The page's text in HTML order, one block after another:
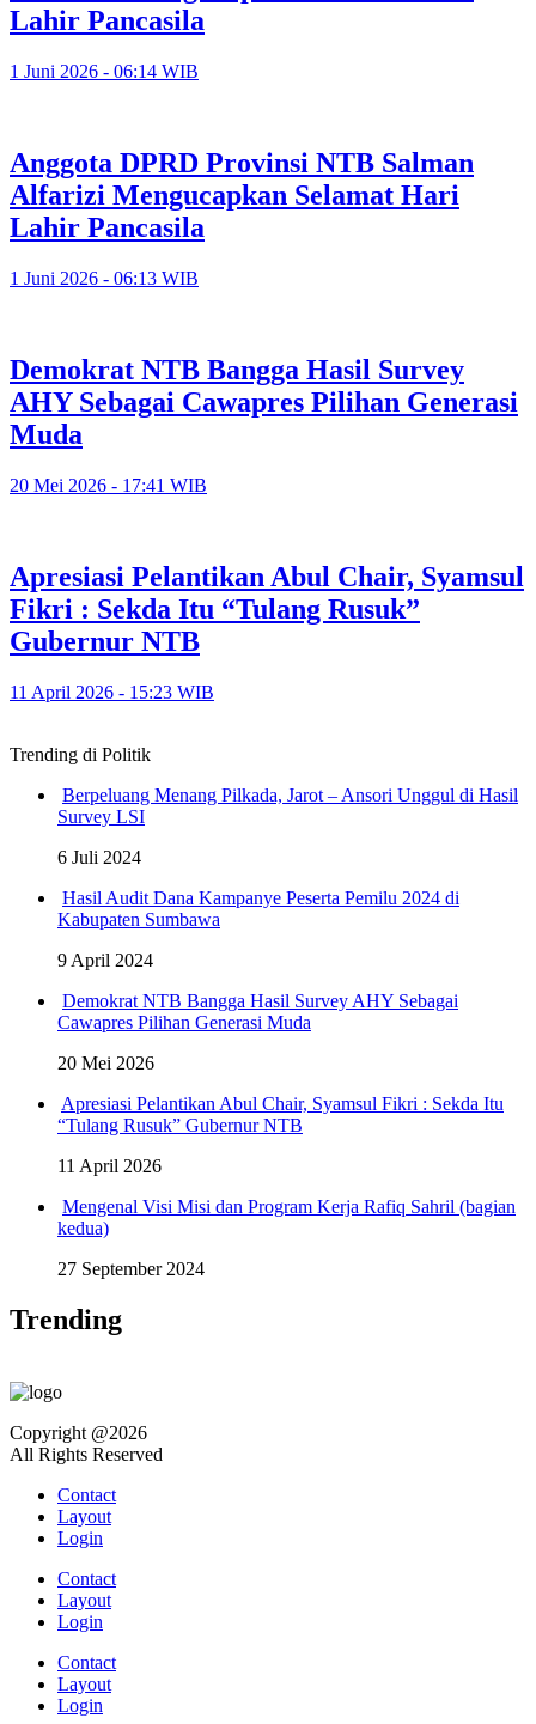
Lahir Pancasila
1 Juni 2026 - 06:14 WIB
Anggota DPRD Provinsi NTB Salman
Alfarizi Mengucapkan Selamat Hari
Lahir Pancasila
1 Juni 2026 - 06:13 WIB
Demokrat NTB Bangga Hasil Survey
AHY Sebagai Cawapres Pilihan Generasi
Muda
20 Mei 2026 - 17:41 WIB
Apresiasi Pelantikan Abul Chair, Syamsul
Fikri : Sekda Itu “Tulang Rusuk”
Gubernur NTB
11 April 2026 - 15:23 WIB
Trending di Politik
Berpeluang Menang Pilkada, Jarot – Ansori Unggul di Hasil
Survey LSI
6 Juli 2024
Hasil Audit Dana Kampanye Peserta Pemilu 2024 di
Kabupaten Sumbawa
9 April 2024
Demokrat NTB Bangga Hasil Survey AHY Sebagai
Cawapres Pilihan Generasi Muda
20 Mei 2026
Apresiasi Pelantikan Abul Chair, Syamsul Fikri : Sekda Itu
“Tulang Rusuk” Gubernur NTB
11 April 2026
Mengenal Visi Misi dan Program Kerja Rafiq Sahril (bagian
kedua)
27 September 2024
Trending
Copyright @2026
All Rights Reserved
Contact
Layout
Login
Contact
Layout
Login
Contact
Layout
Login